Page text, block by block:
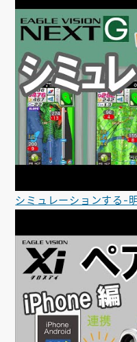
シミュレーションする-